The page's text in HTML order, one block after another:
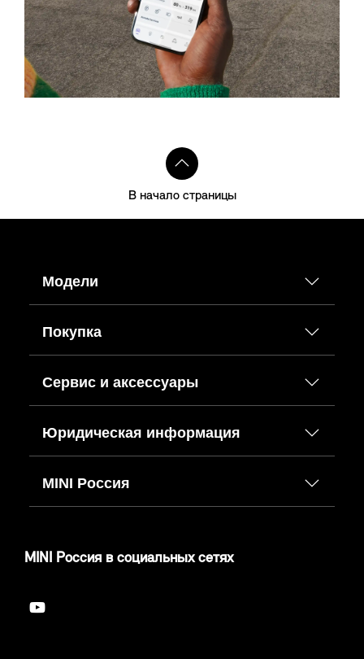
В начало страницы
Модели
Покупка
Сервис и аксессуары
Юридическая информация
MINI Россия
MINI Россия в социальных сетях